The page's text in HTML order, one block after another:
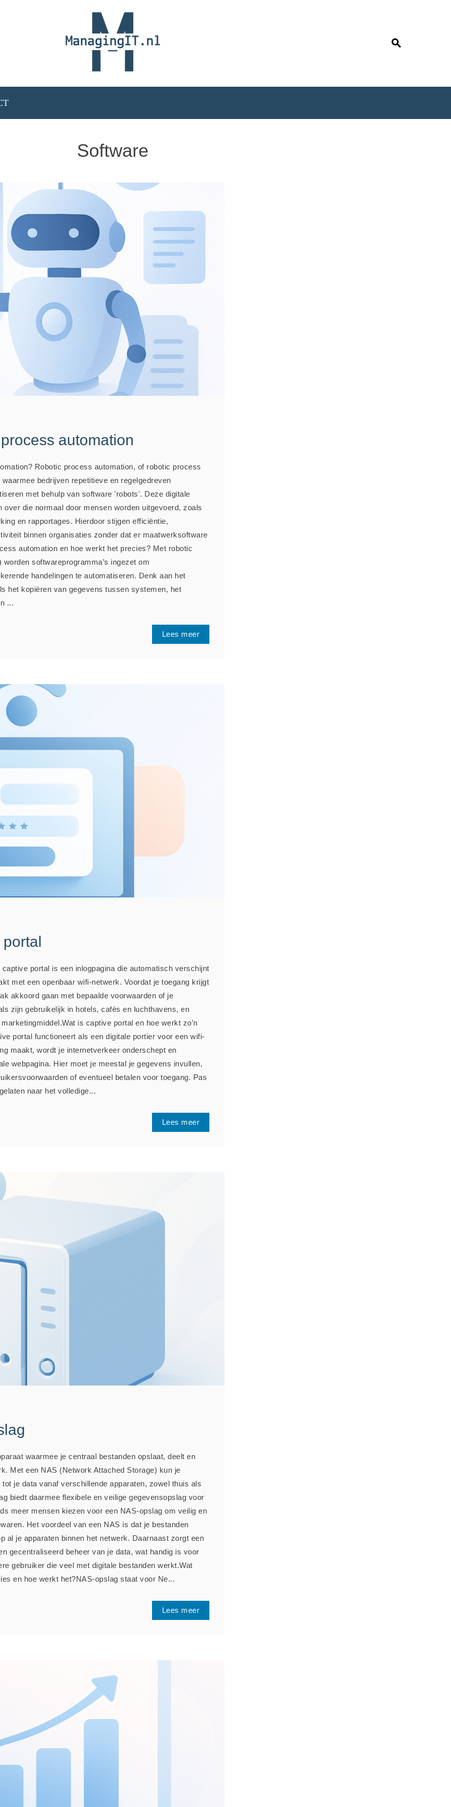
Software
automation
Robotic process automation, of robotic process
bedrijven repetitieve en regelgedreven
met behulp van software 'robots'. Deze digitale
over die normaal door mensen worden uitgevoerd, zoals
en rapportages. Hierdoor stijgen efficiëntie,
binnen organisaties zonder dat er maatwerksoftware
automation en hoe werkt het precies? Met robotic
softwareprogramma’s ingezet om
handelingen te automatiseren. Denk aan het
het kopiëren van gegevens tussen systemen, het
...
Lees meer
portal is een inlogpagina die automatisch verschijnt
met een openbaar wifi-netwerk. Voordat je toegang krijgt
akkoord gaan met bepaalde voorwaarden of je
zijn gebruikelijk in hotels, cafés en luchthavens, en
is captive portal en hoe werkt zo’n
portal functioneert als een digitale portier voor een wifi-
maakt, wordt je internetverkeer onderschept en
webpagina. Hier moet je meestal je gegevens invullen,
of eventueel betalen voor toegang. Pas
naar het volledige...
Lees meer
waarmee je centraal bestanden opslaat, deelt en
Met een NAS (Network Attached Storage) kun je
je data vanaf verschillende apparaten, zowel thuis als
biedt daarmee flexibele en veilige gegevensopslag voor
meer mensen kiezen voor een NAS-opslag om veilig en
Het voordeel van een NAS is dat je bestanden
al je apparaten binnen het netwerk. Daarnaast zorgt een
gecentraliseerd beheer van je data, wat handig is voor
gebruiker die veel met digitale bestanden werkt.Wat
en hoe werkt het?NAS-opslag staat voor Ne...
Lees meer